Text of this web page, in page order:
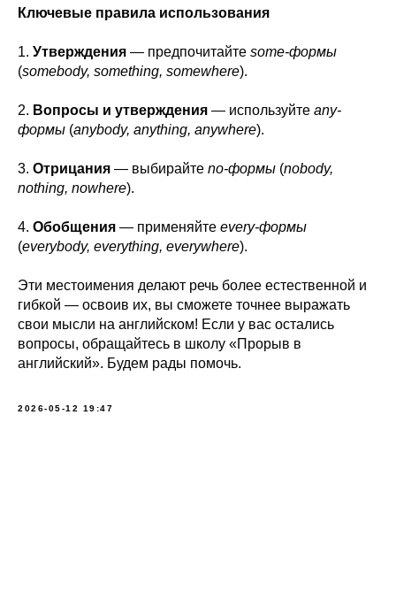
Ключевые правила использования
1. Утверждения — предпочитайте some-формы
(somebody, something, somewhere).
2. Вопросы и утверждения — используйте any-
формы (anybody, anything, anywhere).
3. Отрицания — выбирайте no-формы (nobody,
nothing, nowhere).
4. Обобщения — применяйте every-формы
(everybody, everything, everywhere).
Эти местоимения делают речь более естественной и
гибкой — освоив их, вы сможете точнее выражать
свои мысли на английском! Если у вас остались
вопросы, обращайтесь в школу «Прорыв в
английский». Будем рады помочь.
2026-05-12 19:47